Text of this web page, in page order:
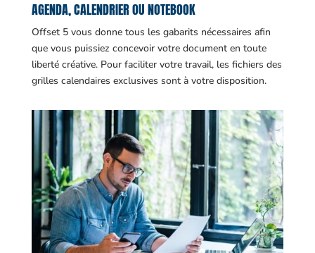
AGENDA, CALENDRIER OU NOTEBOOK
Offset 5 vous donne tous les gabarits nécessaires afin
que vous puissiez concevoir votre document en toute
liberté créative. Pour faciliter votre travail, les fichiers des
grilles calendaires exclusives sont à votre disposition.